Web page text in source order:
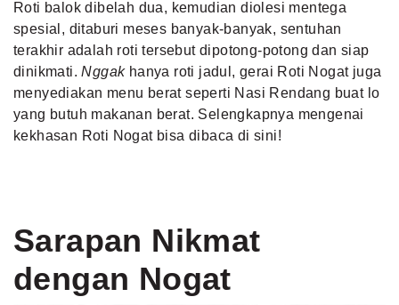
Roti balok dibelah dua, kemudian diolesi mentega
spesial, ditaburi meses banyak-banyak, sentuhan
terakhir adalah roti tersebut dipotong-potong dan siap
dinikmati.Nggakhanya roti jadul, gerai Roti Nogat juga
menyediakan menu berat seperti Nasi Rendang buat lo
yang butuh makanan berat. Selengkapnya mengenai
kekhasan Roti Nogat bisa dibaca di sini!
Sarapan Nikmat
dengan Nogat